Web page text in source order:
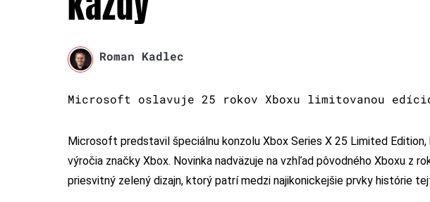
Roman Kadlec
Microsoft oslavuje 25 rokov Xboxu limitovanou
Microsoft predstavil špeciálnu konzolu Xbox Series X 25 Limited
výročia značky Xbox. Novinka nadväzuje na vzhľad pôvodného Xboxu z
priesvitný zelený dizajn, ktorý patrí medzi najikonickejšie prvky histórie